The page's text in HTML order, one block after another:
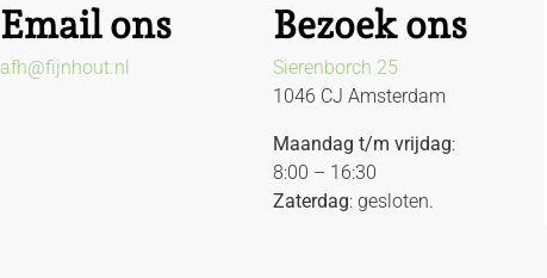
Email ons
afh@fijnhout.nl
Bezoek ons
Sierenborch 25
1046 CJ Amsterdam
Maandag t/m vrijdag:
8:00 – 16:30
Zaterdag: gesloten.